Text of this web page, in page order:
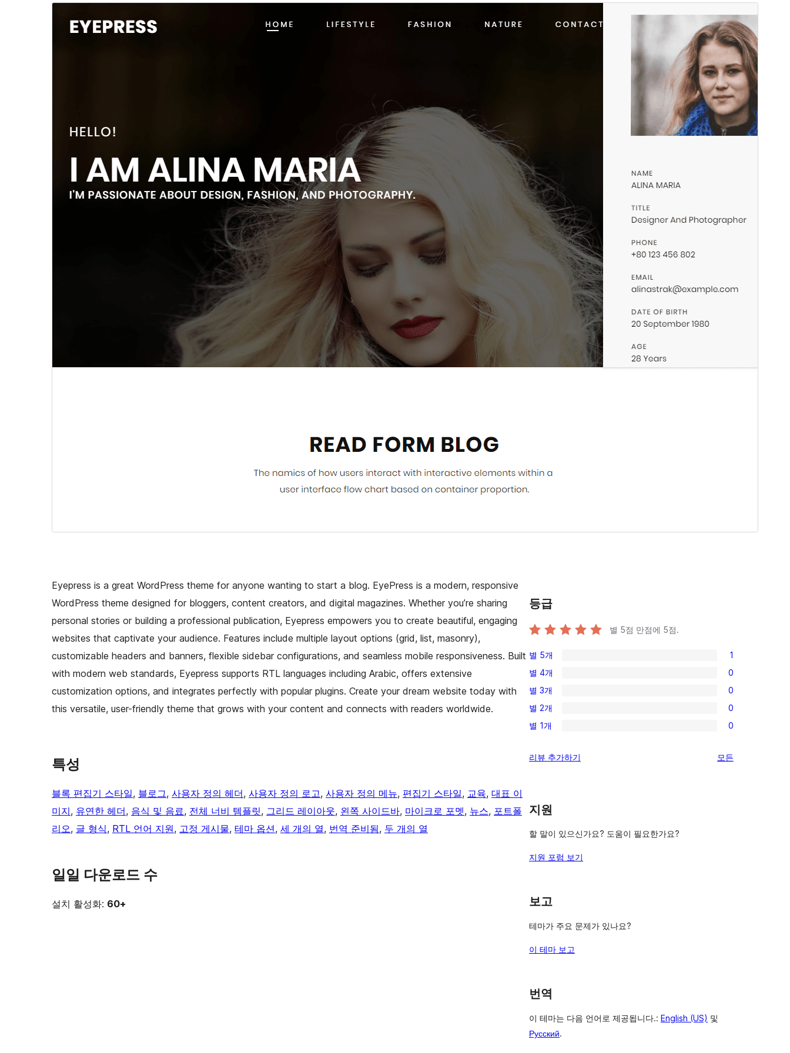
이 테마는 무료이지만 추가 유료 상업용 업그레이드 또
1.3.2
2026-05-22
60+
5.6
Eyepress is a great WordPress theme for anyone wanting to start a blog. EyePress is a modern, responsive
WordPress theme designed for bloggers, content creators, and digital magazines. Whether you’re sharing
personal stories or building a professional publication, Eyepress empowers you to create beautiful, engaging
websites that captivate your audience. Features include multiple layout options (grid, list, masonry),
customizable headers and banners, flexible sidebar configurations, and seamless mobile responsiveness. Built
with modern web standards, Eyepress supports RTL languages including Arabic, offers extensive
customization options, and integrates perfectly with popular plugins. Create your dream website today with
this versatile, user-friendly theme that grows with your content and connects with readers worldwide.
특성
블록 편집기 스타일, 블로그, 사용자 정의 헤더, 사용자 정의 로고, 사용자 정의 메뉴, 편집기 스타일, 교육, 대표 이
미지, 유연한 헤더, 음식 및 음료, 전체 너비 템플릿, 그리드 레이아웃, 왼쪽 사이드바, 마이크로 포멧, 뉴스, 포트폴
리오, 글 형식, RTL 언어 지원, 고정 게시물, 테마 옵션, 세 개의 열, 번역 준비됨, 두 개의 열
일일 다운로드 수
설치 활성화: 60+
등급
별 5점 만점에 5점.
1/5-
별
점
후
기
별 5개 1
0/4-
별
점
후
별 4개 0
0/3-
별
점
기
별 3개 0
0/2-
별
후
별 2개 0
0/1-
점
별 1개 0
리뷰 추가하기 모든
지원
할 말이 있으신가요? 도움이 필요한가요?
지원 포럼 보기
보고
테마가 주요 문제가 있나요?
이 테마 보고
번역
이 테마는 다음 언어로 제공됩니다.: English (US) 및
Русский.